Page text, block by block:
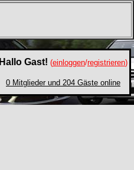
Hallo Gast! (einloggen/registrieren)
0 Mitglieder und 204 Gäste online